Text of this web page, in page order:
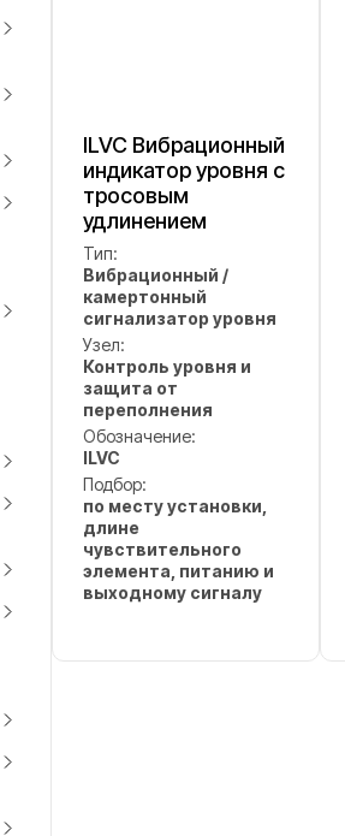
ILVC Вибрационный
индикатор уровня с
тросовым
удлинением
Тип:
Вибрационный /
камертонный
сигнализатор уровня
Узел:
Контроль уровня и
защита от
переполнения
Обозначение:
ILVC
Подбор:
по месту установки,
длине
чувствительного
элемента, питанию и
выходному сигналу